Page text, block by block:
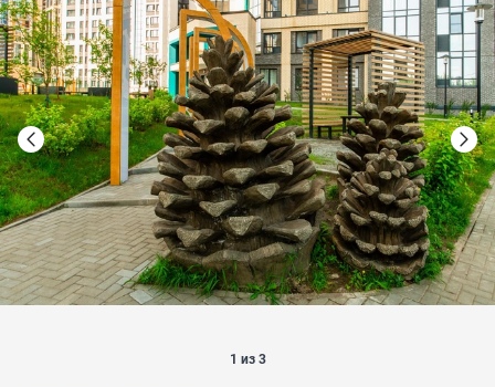
1 из 3